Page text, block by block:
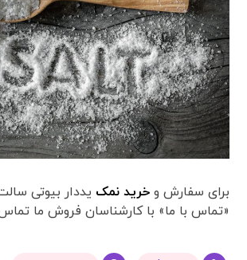
برای سفارش و خرید نمک یددار بیوتی
«تماس با ما» با کارشناسان فروش ما